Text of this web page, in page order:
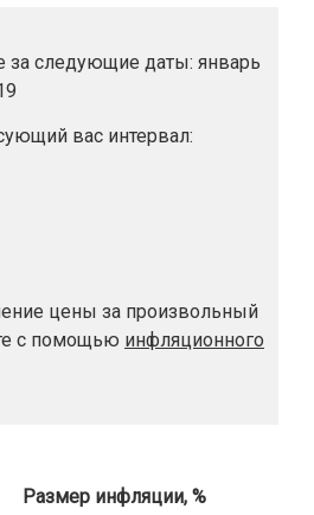
следующие даты: январь
вас интервал:
цены за произвольный
с помощью инфляционного
Размер инфляции, %